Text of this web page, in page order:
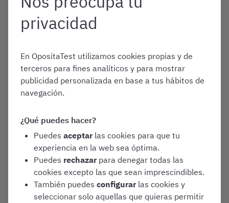
Enero 1, 2026
¿Qué diferencias hay entre
Análisis de características de
2026
Convocatorias y Guías de Oposiciones
Enero 1, 2026
¿Cuáles son las funciones de
un Celador Conductor en
2026?
privacidad
En OpositaTest utilizamos cookies propias y de
terceros para fines analíticos y para mostrar
publicidad personalizada en base a tus hábitos de
navegación.
¿Qué puedes hacer?
Puedes aceptar las cookies para que tu
experiencia en la web sea óptima.
Puedes rechazar para denegar todas las
cookies excepto las que sean imprescindibles.
También puedes configurar las cookies y
seleccionar solo aquellas que quieras permitir